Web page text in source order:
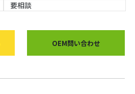
要相談
OEM問い合わせ